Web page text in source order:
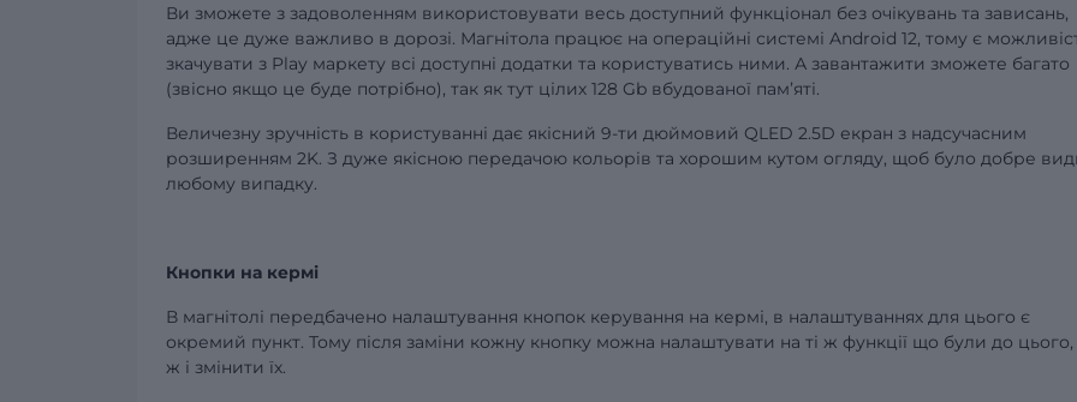
Ви зможете з задоволенням використовувати весь доступний функціонал без очікувань та зависань,
адже це дуже важливо в дорозі. Магнітола працює на операційні системі Android 12, тому є
зкачувати з Play маркету всі доступні додатки та користуватись ними. А завантажити зможете багато
(звісно якщо це буде потрібно), так як тут цілих 128 Gb вбудованої памʼяті.
Величезну зручність в користуванні дає якісний 9-ти дюймовий QLED 2.5D екран з надсучасним
розширенням 2K. З дуже якісною передачою кольорів та хорошим кутом огляду, щоб було добре
любому випадку.
Кнопки на кермі
В магнітолі передбачено налаштування кнопок керування на кермі, в налаштуваннях для цього є
окремий пункт. Тому після заміни кожну кнопку можна налаштувати на ті ж функції що були до
ж і змінити їх.